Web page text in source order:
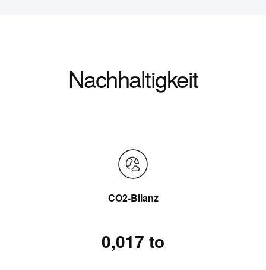
Nachhaltigkeit
CO2-Bilanz
0,017 to